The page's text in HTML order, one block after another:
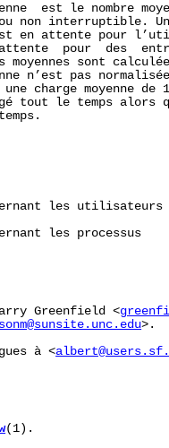
est le nombre
non interruptible.
en attente pour
pour  des
moyennes sont
n’est pas
charge moyenne de
tout le temps alors
les utilisateurs
les processus
Greenfield <
>.
à <
(1).